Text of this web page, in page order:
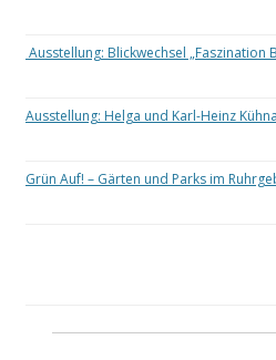
Ausstellung: Blickwechsel „Faszination
Ausstellung: Helga und Karl-Heinz
Grün Auf! – Gärten und Parks im